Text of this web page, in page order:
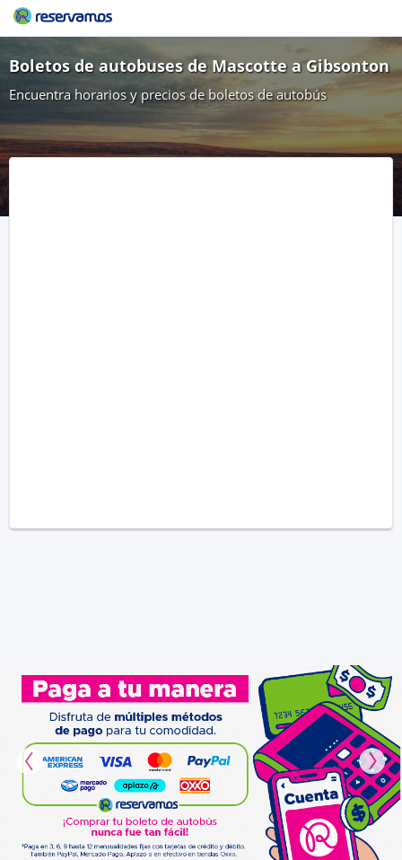
Boletos de autobuses de Mascotte a Gibsonton
Encuentra horarios y precios de boletos de autobús